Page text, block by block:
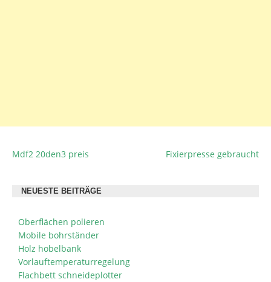
BEITRAGSNAVIGATION
Mdf2 20den3 preis Fixierpresse gebraucht
NEUESTE BEITRÄGE
Oberflächen polieren
Mobile bohrständer
Holz hobelbank
Vorlauftemperaturregelung
Flachbett schneideplotter